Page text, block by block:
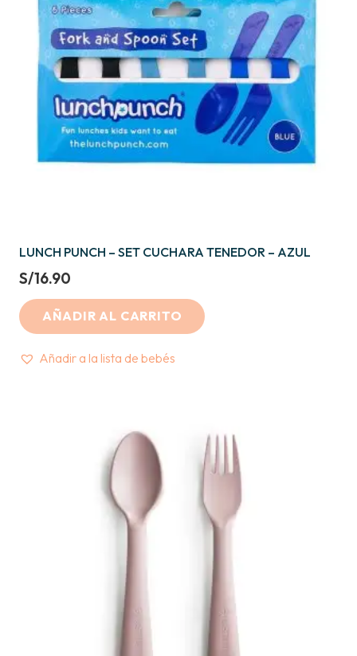
LUNCH PUNCH – SET CUCHARA TENEDOR – AZUL
S/16.90
AÑADIR AL CARRITO
Añadir a la lista de bebés